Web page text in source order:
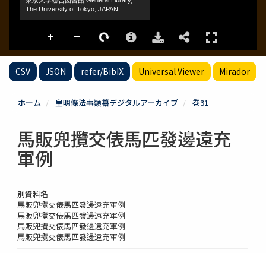
CSV JSON refer/BibIX Universal Viewer Mirador
ホーム 皇明條法事類纂デジタルアーカイブ 巻31
馬販兜攬交俵馬匹發邊遠充
軍例
別資料名
馬販兜攬交俵馬匹發邊遠充軍例
馬販兜攬交俵馬匹發邊遠充軍例
馬販兜攬交俵馬匹發邊遠充軍例
馬販兜攬交俵馬匹發邊遠充軍例